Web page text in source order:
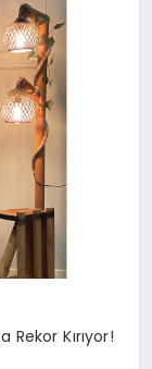
Kırıyor!